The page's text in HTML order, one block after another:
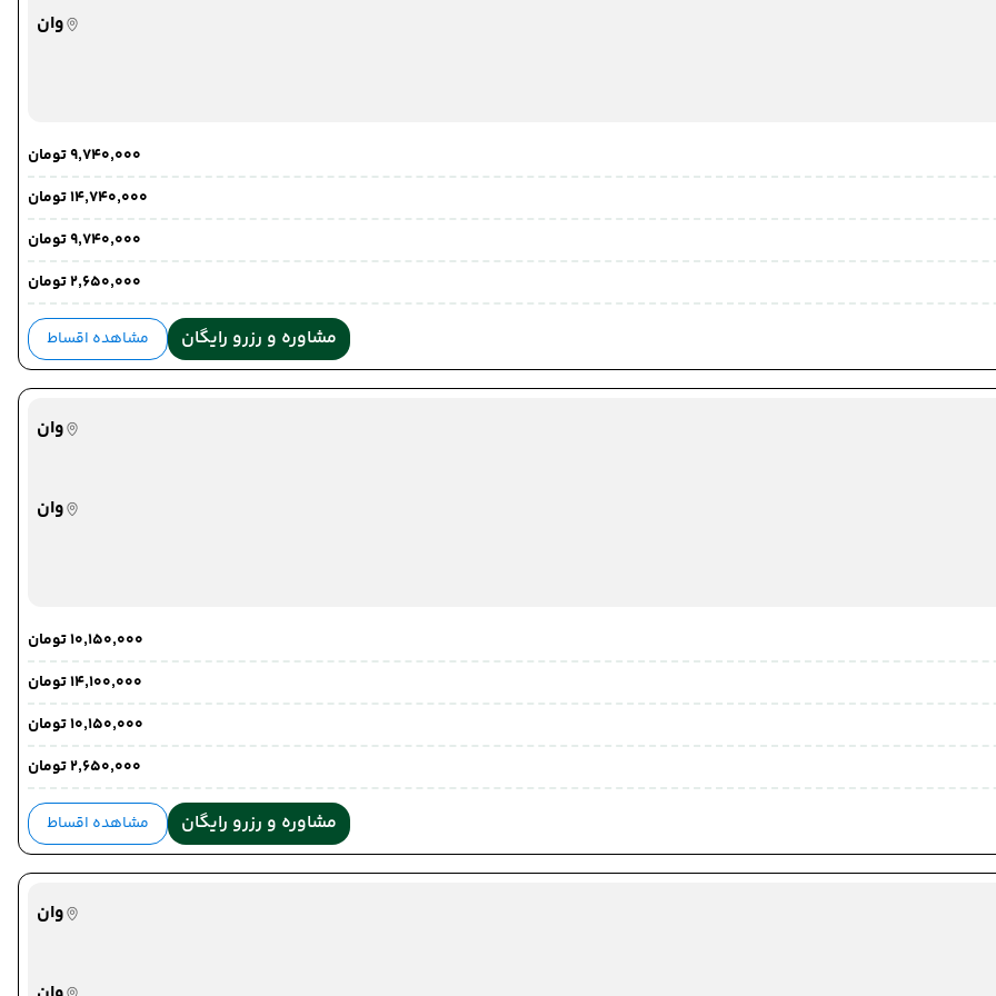
وان
۹٬۷۴۰٬۰۰۰ تومان
۱۴٬۷۴۰٬۰۰۰ تومان
۹٬۷۴۰٬۰۰۰ تومان
۲٬۶۵۰٬۰۰۰ تومان
مشاوره و رزرو رایگان مشاهده اقساط
وان
وان
۱۰٬۱۵۰٬۰۰۰ تومان
۱۴٬۱۰۰٬۰۰۰ تومان
۱۰٬۱۵۰٬۰۰۰ تومان
۲٬۶۵۰٬۰۰۰ تومان
مشاوره و رزرو رایگان مشاهده اقساط
وان